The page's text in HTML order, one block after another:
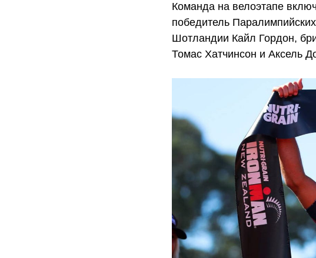
Команда на велоэтапе
победитель
Шотландии Кайл Гордон,
Томас Хатчинсон и Аксель